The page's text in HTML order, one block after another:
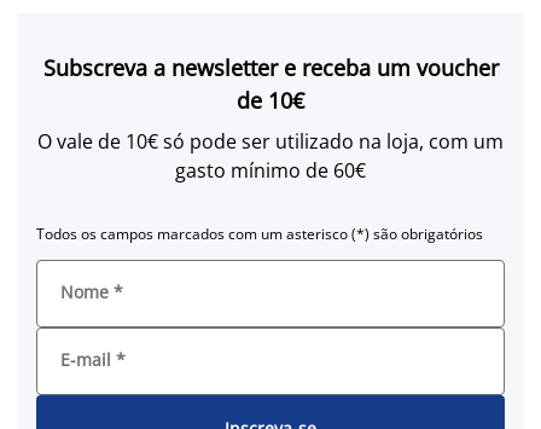
Subscreva a newsletter e receba um voucher
de 10€
O vale de 10€ só pode ser utilizado na loja, com um
gasto mínimo de 60€
Todos os campos marcados com um asterisco (*) são obrigatórios
Nome *
E-mail *